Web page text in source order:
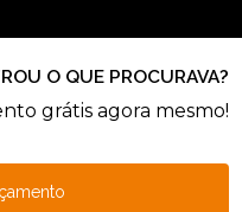
O QUE PROCURAVA?
grátis agora mesmo!